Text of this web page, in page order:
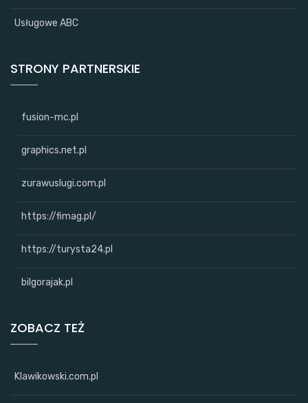
Usługowe ABC
STRONY PARTNERSKIE
fusion-mc.pl
graphics.net.pl
zurawuslugi.com.pl
https://fimag.pl/
https://turysta24.pl
bilgorajak.pl
ZOBACZ TEŻ
Klawikowski.com.pl